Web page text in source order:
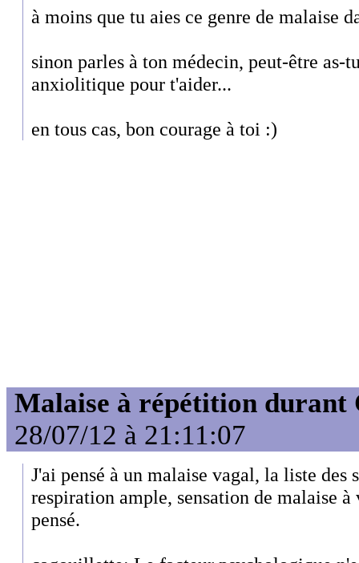
à moins que tu aies ce genre de malaise
sinon parles à ton médecin, peut-être as-
anxiolitique pour t'aider...
en tous cas, bon courage à toi :)
Malaise à répétition durant
28/07/12 à 21:11:07
J'ai pensé à un malaise vagal, la liste
respiration ample, sensation de malaise
pensé.